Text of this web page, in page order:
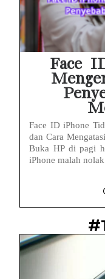
Face
Face ID iPhone
dan Cara
Buka HP di pagi
iPhone malah